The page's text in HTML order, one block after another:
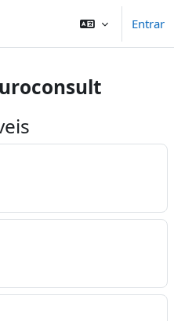
Entrar